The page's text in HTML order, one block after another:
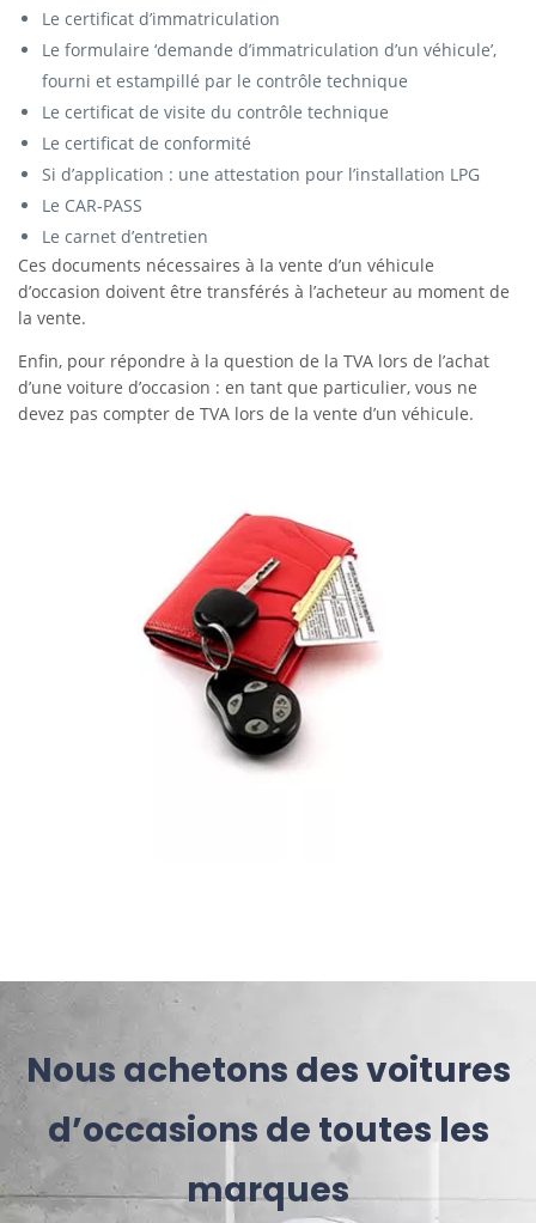
Le certificat d’immatriculation
Le formulaire ‘demande d’immatriculation d’un véhicule’,
fourni et estampillé par le contrôle technique
Le certificat de visite du contrôle technique
Le certificat de conformité
Si d’application : une attestation pour l’installation LPG
Le CAR-PASS
Le carnet d’entretien
Ces documents nécessaires à la vente d’un véhicule
d’occasion doivent être transférés à l’acheteur au moment de
la vente.
Enfin, pour répondre à la question de la TVA lors de l’achat
d’une voiture d’occasion : en tant que particulier, vous ne
devez pas compter de TVA lors de la vente d’un véhicule.
Nous achetons des voitures
d’occasions de toutes les
marques